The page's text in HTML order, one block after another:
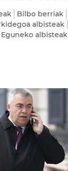
Bilbo berriak
albisteak
Eguneko albisteak